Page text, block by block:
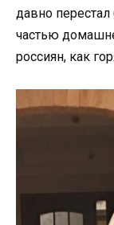
давно
частью
россиян, как